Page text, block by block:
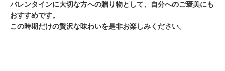
バレンタインに大切な方への贈り物として、自分へのご褒美にも
おすすめです。
この時期だけの贅沢な味わいを是非お楽しみください。